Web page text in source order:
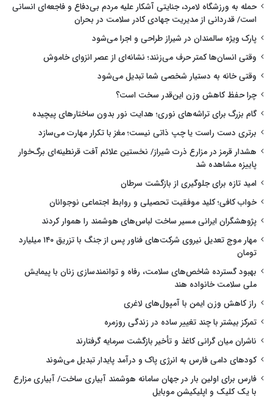
حمله به ورزشگاه لامرد، جنایتی آشکار علیه مردم بی‌دفاع و فاجعه‌ای انسانی
است/ قدردانی از مدیریت جهادی کادر سلامت در بحران
پارک ویژه سالمندان در شیراز طراحی و اجرا می‌شود
وقتی انسان‌ها کمتر حرف می‌زنند؛ نشانه‌ای از عصر انزوای خاموش
وقتی خانه به دستیار شخصی شما تبدیل می‌شود
چرا حفظ کاهش وزن این‌قدر سخت است؟
گام بزرگ برای تراشه‌های نوری؛ هدایت نور بدون ساختارهای پیچیده
برتری دست راست یا چپ ذاتی نیست؛ مغز با تکرار مهارت می‌سازد
هشدار قرمز در مزارع ذرت شیراز/ نخستین علائم آفت قرنطینه‌ای برگ‌خوار
پاییزه مشاهده شد
امید تازه برای جلوگیری از بازگشت سرطان
خواب کافی؛ کلید موفقیت تحصیلی و روابط اجتماعی نوجوانان
پژوهشگران ایرانی مسیر ساخت لباس‌های هوشمند را هموار کردند
مهار موج تعدیل نیروی شرکت‌های فناور پس از جنگ با تزریق ۱۴۰ میلیارد
تومان
بهبود گسترده شاخص‌های سلامت، رفاه و توانمندسازی زنان با پیمایش
ملی سلامت خانواده هند
راز کاهش وزن ایمن با آمپول‌های لاغری
تمرکز بیشتر با چند تغییر ساده در زندگی روزمره
ناشران میان گرانی کاغذ و تأخیر بازگشت سرمایه گرفتارند
کودهای دامی فارس به انرژی پاک و درآمد پایدار تبدیل می‌شوند
فارس برای اولین بار در جهان سامانه هوشمند آبیاری ساخت/ آبیاری مزارع
با یک کلیک و اپلیکیشن موبایل